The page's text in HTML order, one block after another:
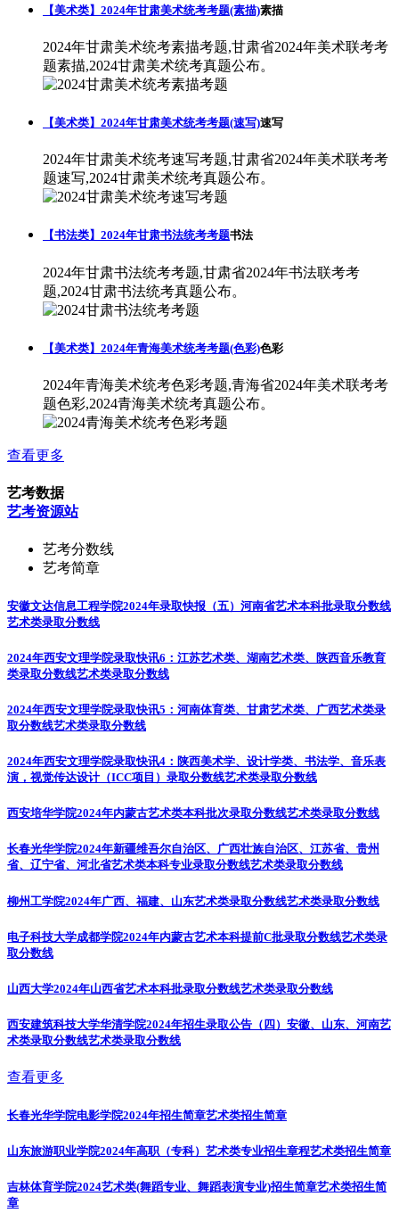
【美术类】2024年甘肃美术统考考题(素描)素描
2024年甘肃美术统考素描考题,甘肃省2024年美术联考考
题素描,2024甘肃美术统考真题公布。
【美术类】2024年甘肃美术统考考题(速写)速写
2024年甘肃美术统考速写考题,甘肃省2024年美术联考考
题速写,2024甘肃美术统考真题公布。
【书法类】2024年甘肃书法统考考题书法
2024年甘肃书法统考考题,甘肃省2024年书法联考考
题,2024甘肃书法统考真题公布。
【美术类】2024年青海美术统考考题(色彩)色彩
2024年青海美术统考色彩考题,青海省2024年美术联考考
题色彩,2024青海美术统考真题公布。
查看更多
艺考数据
艺考资源站
艺考分数线
艺考简章
安徽文达信息工程学院2024年录取快报（五）河南省艺术本科批录取分数线
艺术类录取分数线
2024年西安文理学院录取快讯6：江苏艺术类、湖南艺术类、陕西音乐教育
类录取分数线艺术类录取分数线
2024年西安文理学院录取快讯5：河南体育类、甘肃艺术类、广西艺术类录
取分数线艺术类录取分数线
2024年西安文理学院录取快讯4：陕西美术学、设计学类、书法学、音乐表
演，视觉传达设计（ICC项目）录取分数线艺术类录取分数线
西安培华学院2024年内蒙古艺术类本科批次录取分数线艺术类录取分数线
长春光华学院2024年新疆维吾尔自治区、广西壮族自治区、江苏省、贵州
省、辽宁省、河北省艺术类本科专业录取分数线艺术类录取分数线
柳州工学院2024年广西、福建、山东艺术类录取分数线艺术类录取分数线
电子科技大学成都学院2024年内蒙古艺术本科提前C批录取分数线艺术类录
取分数线
山西大学2024年山西省艺术本科批录取分数线艺术类录取分数线
西安建筑科技大学华清学院2024年招生录取公告（四）安徽、山东、河南艺
术类录取分数线艺术类录取分数线
查看更多
长春光华学院电影学院2024年招生简章艺术类招生简章
山东旅游职业学院2024年高职（专科）艺术类专业招生章程艺术类招生简章
吉林体育学院2024艺术类(舞蹈专业、舞蹈表演专业)招生简章艺术类招生简
章